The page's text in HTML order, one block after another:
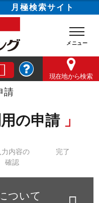
月極検索サイト
現在地から検索
請
の申請
力内容の
確認
完了
ついて